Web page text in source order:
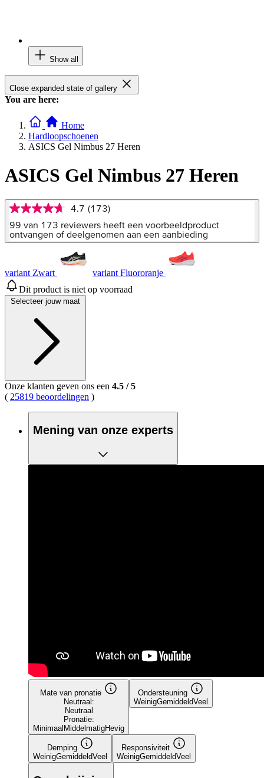
Show all
Close expanded state of gallery
You are here:
Home
Hardloopschoenen
ASICS Gel Nimbus 27 Heren
ASICS Gel Nimbus 27 Heren
4.7
van
5
sterren,
scorewaarde.
Read
173
Reviews.
Dezelfde
paginalink.
4.7 (173)
99 van 173 reviewers heeft een voorbeeldproduct
ontvangen of deelgenomen aan een aanbieding
variant Zwart
variant Fluororanje
Dit product is niet op voorraad
Selecteer jouw maat
Onze klanten geven ons een 4.5 /5
( 25819 beoordelingen )
Mening van onze experts
Mate van pronatie
Neutraal:
Neutraal
Pronatie:
MinimaalMiddelmatigHevig
Ondersteuning
WeinigGemiddeldVeel
Demping
WeinigGemiddeldVeel
Responsiviteit
WeinigGemiddeldVeel